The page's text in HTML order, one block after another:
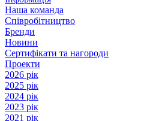
Наша команда
Співробітництво
Бренди
Новини
Сертифікати та нагороди
Проекти
2026 рік
2025 рік
2024 рік
2023 рік
2021 рік